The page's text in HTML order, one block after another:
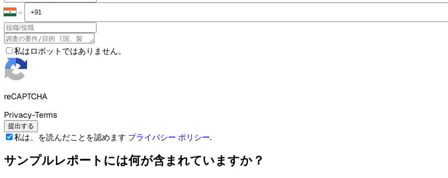
私はロボットではありません。
reCAPTCHA
Privacy-Terms
提出する
私は、を読んだことを認めます プライバシー ポリシー.
サンプルレポートには何が含まれていますか？